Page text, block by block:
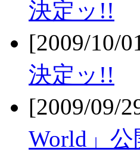
決定ッ!!
[2009/10/
決定ッ!!
[2009/09/
World」